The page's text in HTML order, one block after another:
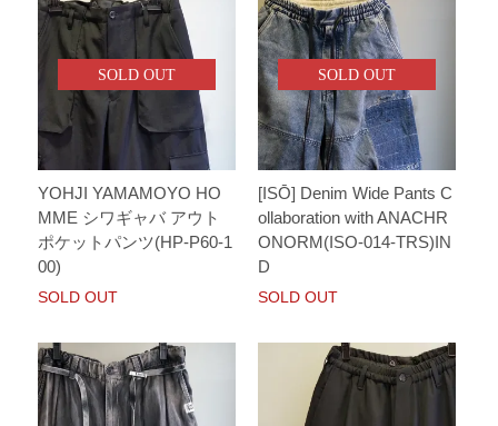
SOLD OUT
YOHJI YAMAMOYO HO
MME シワギャバ アウト
ポケットパンツ(HP-P60-1
00)
SOLD OUT
SOLD OUT
[ISŌ] Denim Wide Pants C
ollaboration with ANACHR
ONORM(ISO-014-TRS)IN
D
SOLD OUT